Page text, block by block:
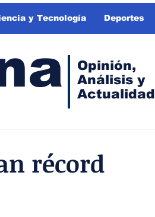
y Tecnología Deportes
Opinión,
Análisis y
Actualidad
récord